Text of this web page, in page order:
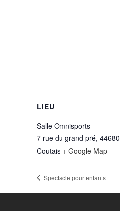
LIEU
Salle Omnisports
7 rue du grand pré,
Coutais + Google Map
Spectacle pour enfants